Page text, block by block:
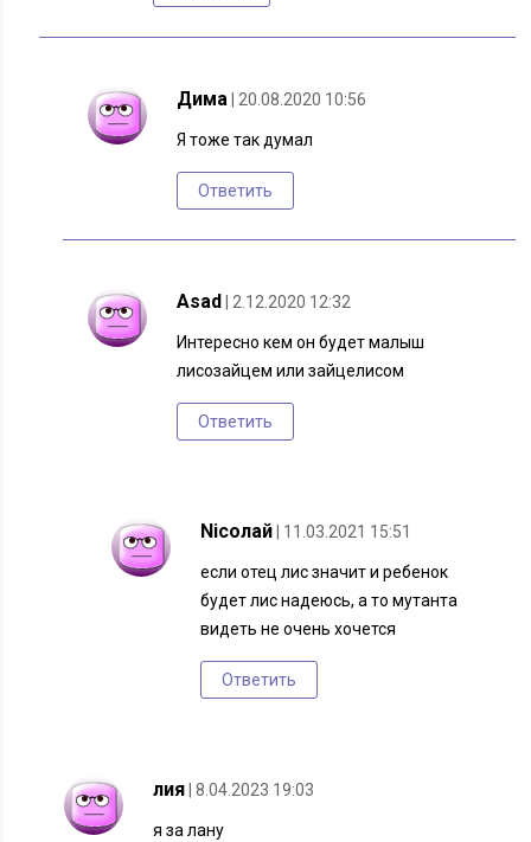
Дима | 20.08.2020 10:56
Я тоже так думал
Ответить
Asad | 2.12.2020 12:32
Интересно кем он будет малыш
лисозайцем или зайцелисом
Ответить
Nicолай | 11.03.2021 15:51
если отец лис значит и ребенок
будет лис надеюсь, а то мутанта
видеть не очень хочется
Ответить
лия | 8.04.2023 19:03
я за лану